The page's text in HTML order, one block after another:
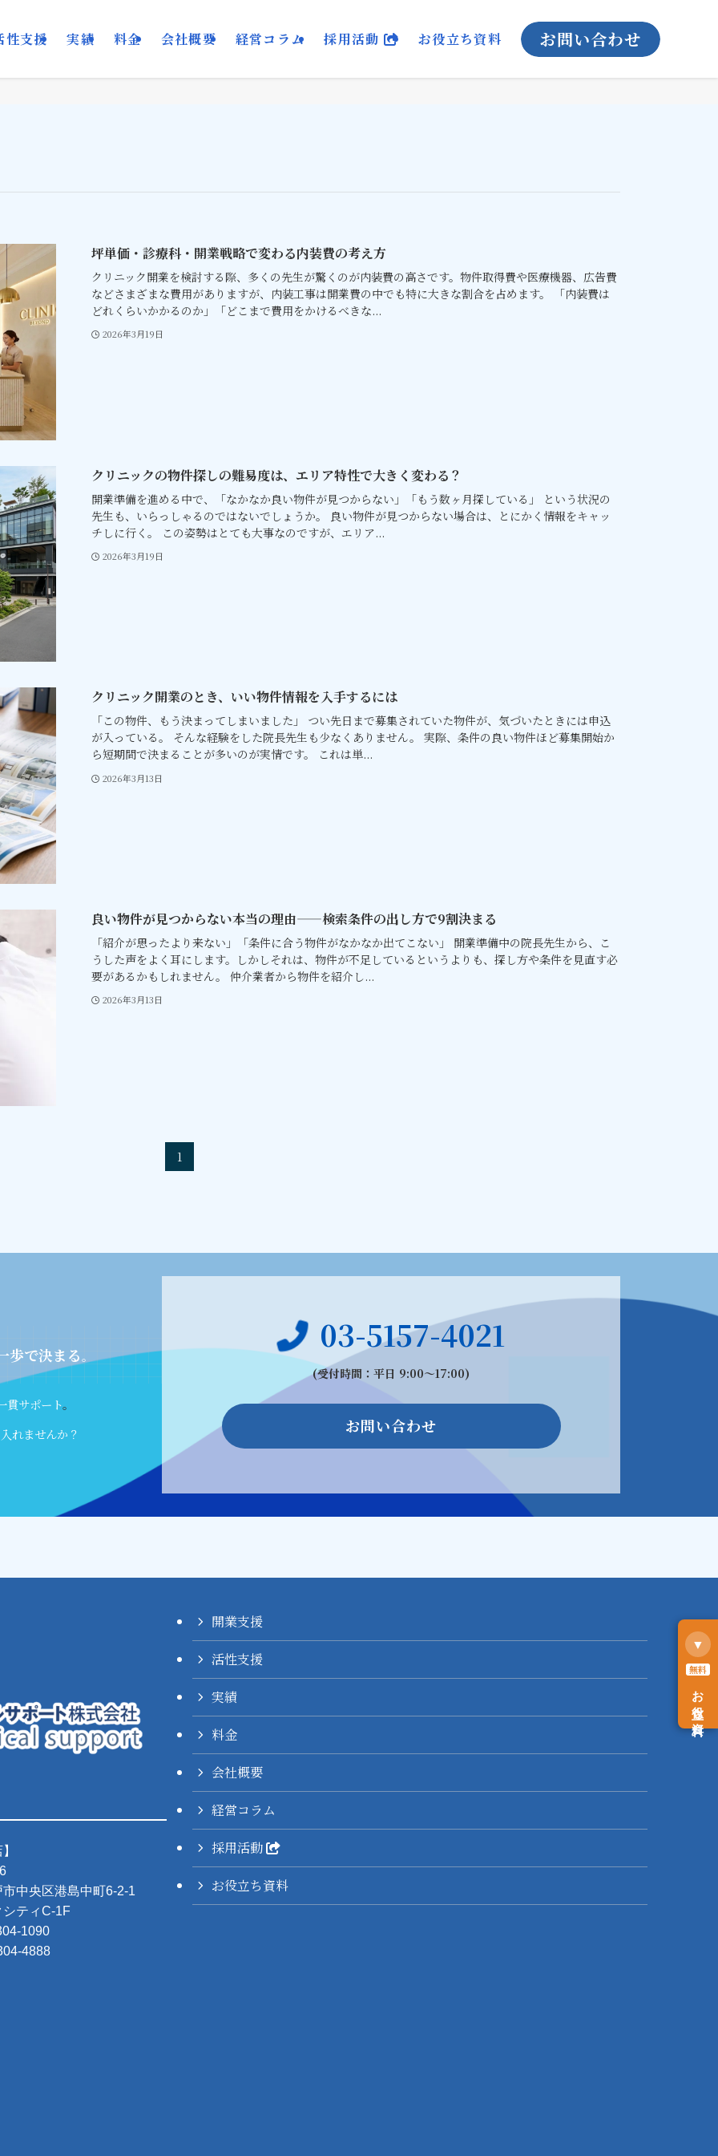
性支援 実績 料金 会社概要 経営コラム 採用活動 お役立ち資料 お問い合わせ
坪単価・診療科・開業戦略で変わる内装費の考え方
クリニック開業を検討する際、多くの先生が驚くのが内装費の高さです。物件取得費や医療機器、広告費
などさまざまな費用がありますが、内装工事は開業費の中でも特に大きな割合を占めます。 「内装費は
どれくらいかかるのか」「どこまで費用をかけるべきな...
2026年3月19日
クリニックの物件探しの難易度は、エリア特性で大きく変わる？
開業準備を進める中で、「なかなか良い物件が見つからない」「もう数ヶ月探している」 という状況の
先生も、いらっしゃるのではないでしょうか。 良い物件が見つからない場合は、とにかく情報をキャッ
チしに行く。 この姿勢はとても大事なのですが、エリア...
2026年3月19日
クリニック開業のとき、いい物件情報を入手するには
「この物件、もう決まってしまいました」 つい先日まで募集されていた物件が、気づいたときには申込
が入っている。 そんな経験をした院長先生も少なくありません。 実際、条件の良い物件ほど募集開始か
ら短期間で決まることが多いのが実情です。 これは単...
2026年3月13日
良い物件が見つからない本当の理由——検索条件の出し方で9割決まる
「紹介が思ったより来ない」「条件に合う物件がなかなか出てこない」 開業準備中の院長先生から、こ
うした声をよく耳にします。しかしそれは、物件が不足しているというよりも、探し方や条件を見直す必
要があるかもしれません。 仲介業者から物件を紹介し...
2026年3月13日
1
歩で決まる。
貫サポート。
れませんか？
03-5157-4021
(受付時間：平日 9:00〜17:00)
お問い合わせ
中央区港島中町6-2-1
ティC-1F
1090
4888
開業支援
活性支援
実績
料金
会社概要
経営コラム
採用活動
お役立ち資料
▼
無料
お役立ち資料